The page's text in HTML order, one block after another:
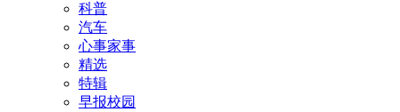
科普
汽车
心事家事
精选
特辑
早报校园